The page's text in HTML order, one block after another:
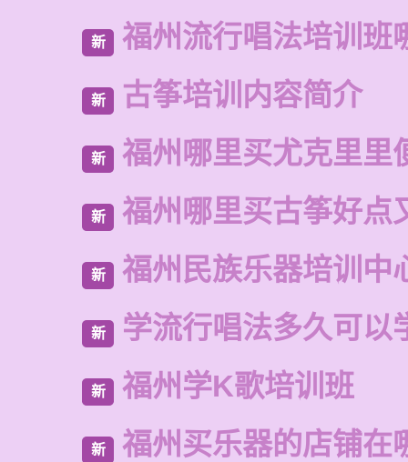
新 福州流行唱法培训班
新 古筝培训内容简介
新 福州哪里买尤克里里
新 福州哪里买古筝好点
新 福州民族乐器培训中
新 学流行唱法多久可以
新 福州学K歌培训班
新 福州买乐器的店铺在